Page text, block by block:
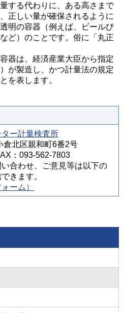
する代わりに、ある高さまで
正しい量が確保されるように
明の容器（例えば、ビールび
ど）のことです。俗に「丸正
器は、経済産業大臣から指定
が製造し、かつ計量法の規定
を表します。
ー計量検査所
北区親和町6番2号
：093-562-7803
合わせ、ご意見等は以下の
きます。
ーム）